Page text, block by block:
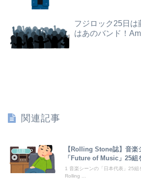
【動画】台風13号の進路予想、明ら
糸谷哲郎九段の哲学的将棋観
フジロック25日は
はあのバンド！
関連記事
話題
【Rolling Stone誌】音楽
「Future of Music」25組
1 音楽シーンの「日本代表」25
Rolling ...